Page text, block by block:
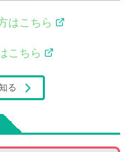
はこちら
こちら
る